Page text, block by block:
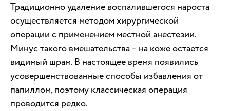
Традиционно удаление воспалившегося нароста
осуществляется методом хирургической
операции с применением местной анестезии.
Минус такого вмешательства – на коже остается
видимый шрам. В настоящее время появились
усовершенствованные способы избавления от
папиллом, поэтому классическая операция
проводится редко.